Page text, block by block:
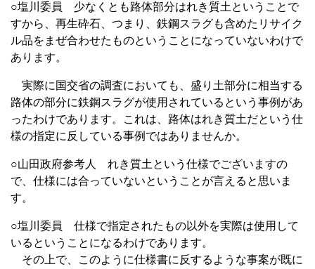
○塩川委員 少なくとも路体部分はれき質土ということで
すから、再生砕石、つまり、鉄鋼スラグも含めたリサイク
ル品をまぜ合わせたものということになっていないわけで
あります。
実際に国交省の調査においても、盛り土部分に相当する
路体の部分に鉄鋼スラグが使用されているという事例があ
ったわけであります。これは、路体はれき質土だという仕
様の指定に反している事例ではありませんか。
○山田政府参考人 れき質土という仕様でございますの
で、仕様には合っていないということが言えると思いま
す。
○塩川委員 仕様で指定されたもの以外を実際は使用して
いるということになるわけであります。
その上で、このように仕様書に反するような事案が既に